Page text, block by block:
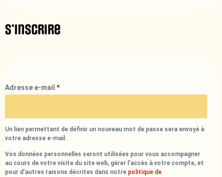
S’inscrire
Adresse e-mail *
Un lien permettant de définir un nouveau mot de passe sera envoyé à
votre adresse e-mail.
Vos données personnelles seront utilisées pour vous accompagner
au cours de votre visite du site web, gérer l’accès à votre compte, et
pour d’autres raisons décrites dans notre politique de